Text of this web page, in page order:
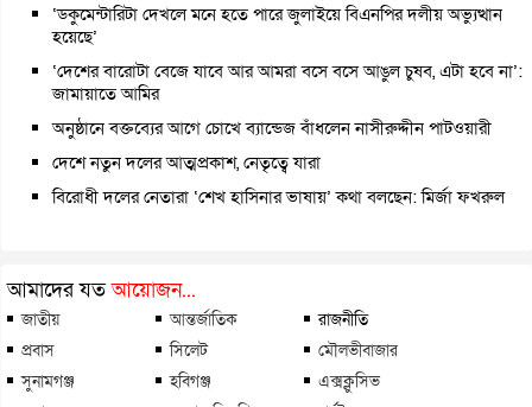
‘ডকুমেন্টারিটা দেখলে মনে হতে পারে জুলাইয়ে বিএনপির দলীয় অভ্যুত্থান
হয়েছে’
‘দেশের বারোটা বেজে যাবে আর আমরা বসে বসে আঙুল চুষব, এটা হবে না’:
জামায়াতে আমির
অনুষ্ঠানে বক্তব্যের আগে চোখে ব্যান্ডেজ বাঁধলেন নাসীরুদ্দীন পাটওয়ারী
দেশে নতুন দলের আত্মপ্রকাশ, নেতৃত্বে যারা
বিরোধী দলের নেতারা ‘শেখ হাসিনার ভাষায়’ কথা বলছেন: মির্জা ফখরুল
আমাদের যতআয়োজন...
জাতীয় আন্তর্জাতিক
রাজনীতি
প্রবাস
সিলেট
মৌলভীবাজার
সুনামগঞ্জ
হবিগঞ্জ
এক্সক্লুসিভ